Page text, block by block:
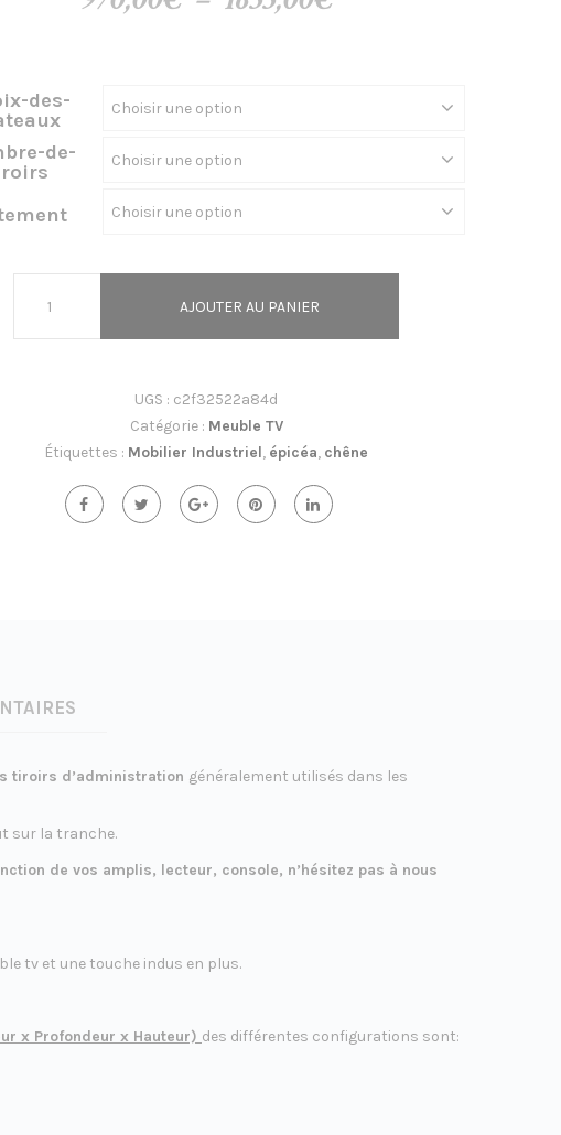
des-
de-
AJOUTER AU PANIER
UGS : c2f32522a84d
Catégorie : Meuble TV
Étiquettes : Mobilier Industriel, épicéa, chêne
tiroirs d’administration généralement utilisés dans les
sur la tranche.
de vos amplis, lecteur, console, n’hésitez pas à nous
tv et une touche indus en plus.
x Profondeur x Hauteur) des différentes configurations sont: